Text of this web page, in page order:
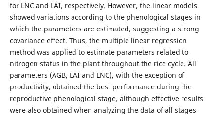
for LNC and LAI, respectively. However, the linear models
showed variations according to the phenological stages in
which the parameters are estimated, suggesting a strong
covariance effect. Thus, the multiple linear regression
method was applied to estimate parameters related to
nitrogen status in the plant throughout the rice cycle. All
parameters (AGB, LAI and LNC), with the exception of
productivity, obtained the best performance during the
reproductive phenological stage, although effective results
were also obtained when analyzing the data of all stages